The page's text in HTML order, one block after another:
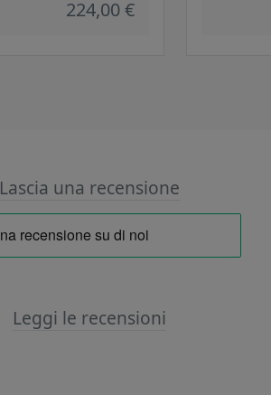
224,00 €
Lascia una recensione
Leggi le recensioni